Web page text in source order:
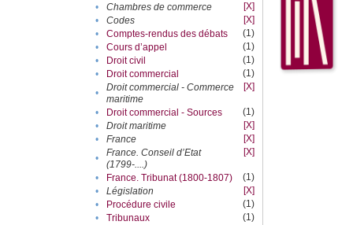
•
Chambres de commerce
[X]
•
Codes
[X]
•
Comptes-rendus des débats
(1)
•
Cours d’appel
(1)
•
Droit civil
(1)
•
Droit commercial
(1)
•
Droit commercial - Commerce
maritime
[X]
• Droit commercial - Sources
(1)
•
Droit maritime
[X]
•
France
[X]
•
France. Conseil d’Etat
(1799-....)
[X]
• France. Tribunat (1800-1807)
(1)
•
Législation
[X]
•
Procédure civile
(1)
•
Tribunaux
(1)